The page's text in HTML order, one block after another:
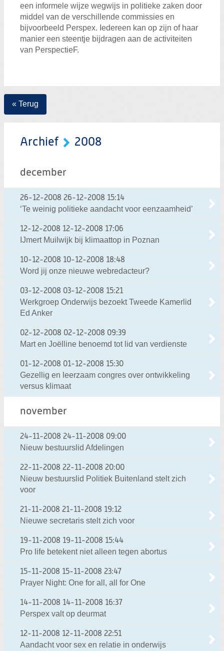
een informele wijze wegwijs in politieke zaken door
middel van de verschillende commissies en
bijvoorbeeld Perspex. Iedereen kan op zijn of haar
manier een steentje bijdragen aan de activiteiten
van PerspectieF.
« Terug
Archief 2008
december
26-12-2008 26-12-2008 15:14
‘Te weinig politieke aandacht voor eenzaamheid’
12-12-2008 12-12-2008 17:06
IJmert Muilwijk bij klimaattop in Poznan
10-12-2008 10-12-2008 18:48
Word jij onze nieuwe webredacteur?
03-12-2008 03-12-2008 15:21
Werkgroep Onderwijs bezoekt Tweede Kamerlid
Ed Anker
02-12-2008 02-12-2008 09:39
Mart en Joëlline benoemd tot lid van verdienste
01-12-2008 01-12-2008 15:30
Gezellig en leerzaam congres over ontwikkeling
versus klimaat
november
24-11-2008 24-11-2008 09:00
Nieuw bestuurslid Afdelingen
22-11-2008 22-11-2008 20:00
Nieuw bestuurslid Politiek Buitenland stelt zich
voor
21-11-2008 21-11-2008 19:12
Nieuwe secretaris stelt zich voor
19-11-2008 19-11-2008 15:44
Pro life betekent niet alleen tegen abortus
15-11-2008 15-11-2008 23:47
Prayer Night: One for all, all for One
14-11-2008 14-11-2008 16:37
Perspex valt op deurmat
12-11-2008 12-11-2008 22:51
Aandacht voor sex en relatie in onderwijs